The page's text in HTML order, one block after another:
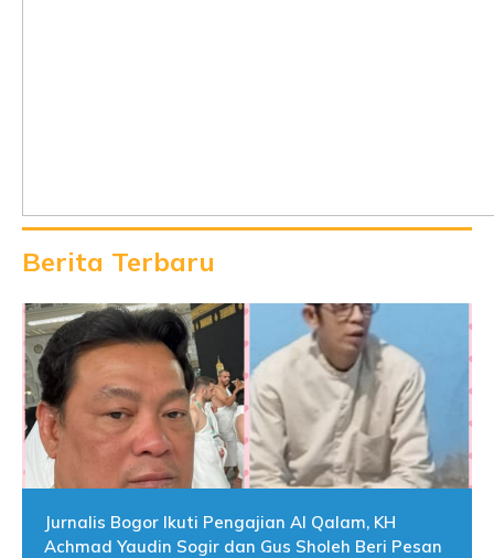
Berita Terbaru
Jurnalis Bogor Ikuti Pengajian Al Qalam, KH
Achmad Yaudin Sogir dan Gus Sholeh Beri Pesan